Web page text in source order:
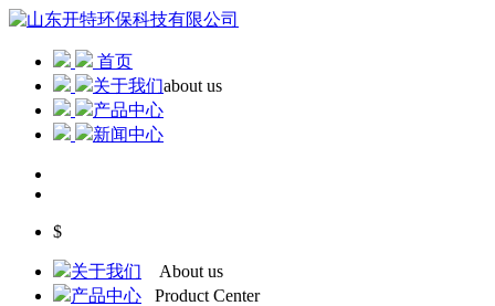
首页
关于我们about us
产品中心
新闻中心
$
关于我们 About us
产品中心 Product Center